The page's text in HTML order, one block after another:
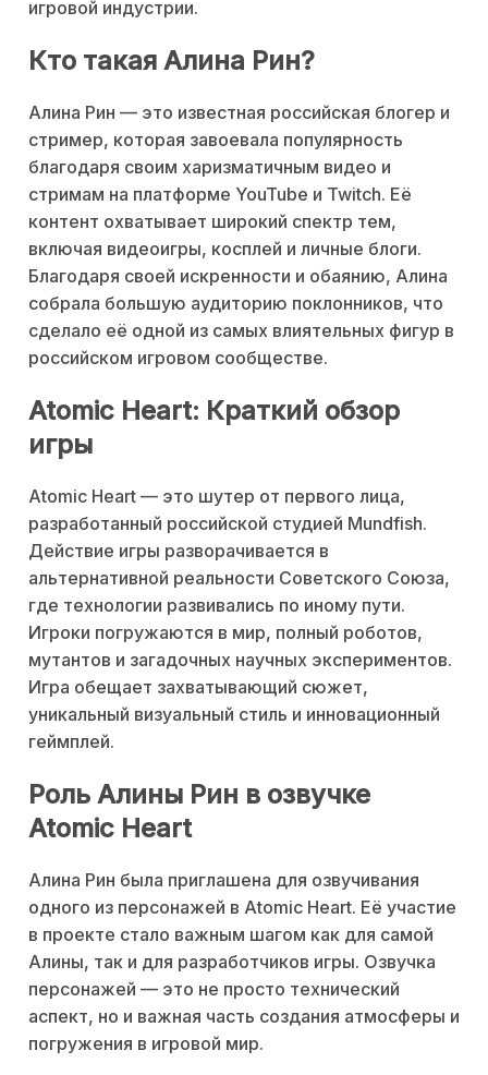
игровой индустрии.
Кто такая Алина Рин?
Алина Рин — это известная российская блогер и
стример, которая завоевала популярность
благодаря своим харизматичным видео и
стримам на платформе YouTube и Twitch. Её
контент охватывает широкий спектр тем,
включая видеоигры, косплей и личные блоги.
Благодаря своей искренности и обаянию, Алина
собрала большую аудиторию поклонников, что
сделало её одной из самых влиятельных фигур в
российском игровом сообществе.
Atomic Heart: Краткий обзор
игры
Atomic Heart — это шутер от первого лица,
разработанный российской студией Mundfish.
Действие игры разворачивается в
альтернативной реальности Советского Союза,
где технологии развивались по иному пути.
Игроки погружаются в мир, полный роботов,
мутантов и загадочных научных экспериментов.
Игра обещает захватывающий сюжет,
уникальный визуальный стиль и инновационный
геймплей.
Роль Алины Рин в озвучке
Atomic Heart
Алина Рин была приглашена для озвучивания
одного из персонажей в Atomic Heart. Её участие
в проекте стало важным шагом как для самой
Алины, так и для разработчиков игры. Озвучка
персонажей — это не просто технический
аспект, но и важная часть создания атмосферы и
погружения в игровой мир.